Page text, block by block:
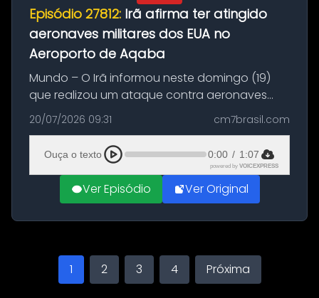
Episódio 27812: Irã afirma ter atingido
aeronaves militares dos EUA no
Aeroporto de Aqaba
Mundo – O Irã informou neste domingo (19)
que realizou um ataque contra aeronaves
militares dos Estados Unidos estacionadas no
Aeroporto de Aqaba, na Jordânia, durante a
21ª fase da Operação Nasr 2. A...
20/07/2026 09:31 cm7brasil.com
Ouça o texto 0:00 / 1:07
powered by VOICEXPRESS
Ver Episódio Ver Original
1 2 3 4 Próxima